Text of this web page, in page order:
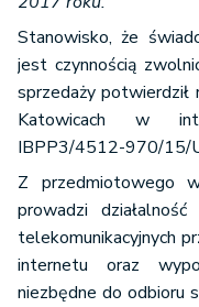
Stanowisko, że
jest czynnością
sprzedaży
Katowicach w
IBPP3/4512-970/15/
Z przedmiotowego
prowadzi
telekomunikacyjnych
internetu oraz
niezbędne do odbioru